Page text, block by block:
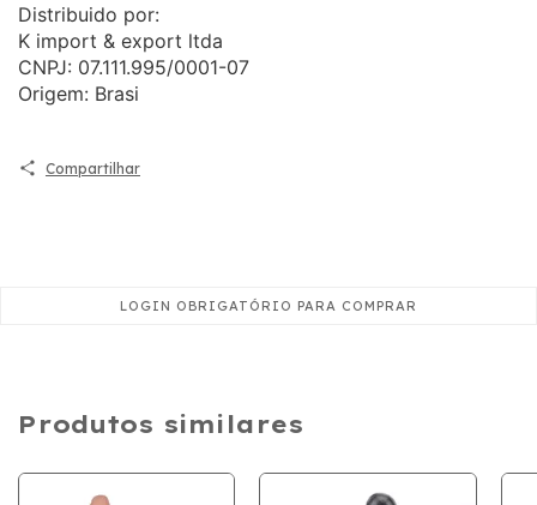
Distribuido por:
K import & export ltda
CNPJ: 07.111.995/0001-07
Origem: Brasi
Compartilhar
Produtos similares